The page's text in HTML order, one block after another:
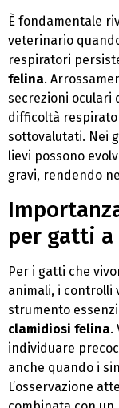
È fondamentale
veterinario
respiratori
felina.
secrezioni oculari
difficoltà
sottovalutati. Nei
lievi possono
gravi, rendendo
per gatti
Per i gatti che
animali, i controlli
strumento
clamidiosi felina.
individuare
anche quando i
L’osservazione